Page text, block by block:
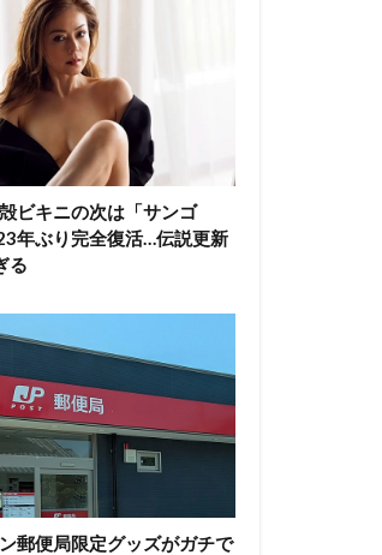
ビキニの次は「サンゴ
年ぶり完全復活…伝説更新
る
郵便局限定グッズがガチで